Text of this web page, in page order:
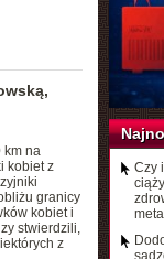
km na
kobiet z
granicy
kobiet i
stwierdzili,
z
Czy